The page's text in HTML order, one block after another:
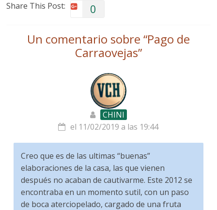
Share This Post: 0
Un comentario sobre “Pago de
Carraovejas”
CHINI
el 11/02/2019 a las 19:44
Creo que es de las ultimas “buenas”
elaboraciones de la casa, las que vienen
después no acaban de cautivarme. Este 2012 se
encontraba en un momento sutil, con un paso
de boca aterciopelado, cargado de una fruta